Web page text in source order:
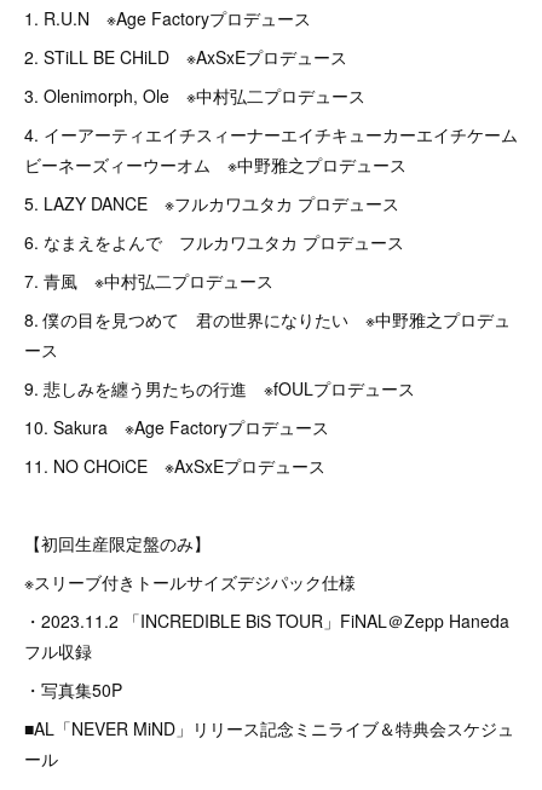
1. R.U.N ※Age Factoryプロデュース
2. STiLL BE CHiLD ※AxSxEプロデュース
3. Olenimorph, Ole ※中村弘二プロデュース
4. イーアーティエイチスィーナーエイチキューカーエイチケーム
ビーネーズィーウーオム ※中野雅之プロデュース
5. LAZY DANCE ※フルカワユタカ プロデュース
6. なまえをよんで フルカワユタカ プロデュース
7. 青風 ※中村弘二プロデュース
8. 僕の目を見つめて 君の世界になりたい ※中野雅之プロデュ
ース
9. 悲しみを纏う男たちの行進 ※fOULプロデュース
10. Sakura ※Age Factoryプロデュース
11. NO CHOiCE ※AxSxEプロデュース
【初回生産限定盤のみ】
※スリーブ付きトールサイズデジパック仕様
・2023.11.2 「INCREDIBLE BiS TOUR」FiNAL＠Zepp Haneda
フル収録
・写真集50P
■AL「NEVER MiND」リリース記念ミニライブ＆特典会スケジュ
ール